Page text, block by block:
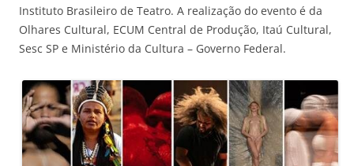
Instituto Brasileiro de Teatro. A realização do evento é da
Olhares Cultural, ECUM Central de Produção, Itaú Cultural,
Sesc SP e Ministério da Cultura – Governo Federal.